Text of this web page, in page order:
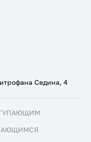
Седина, 4